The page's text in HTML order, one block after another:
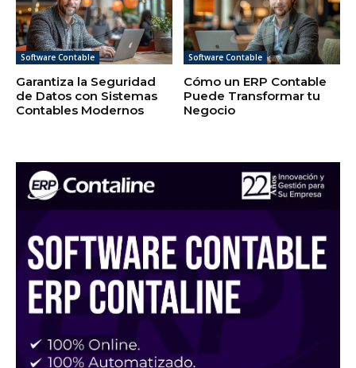
Software Contable
Garantiza la Seguridad
de Datos con Sistemas
Contables Modernos
Software Contable
Cómo un ERP Contable
Puede Transformar tu
Negocio